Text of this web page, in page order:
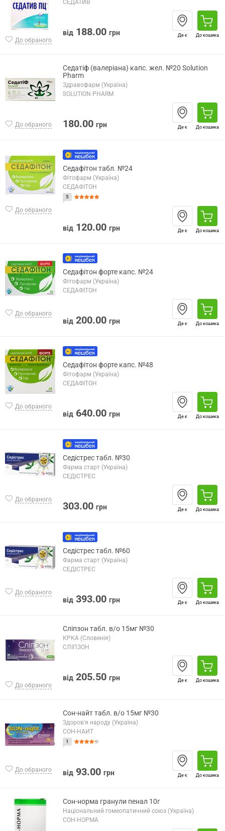
До обраного
СЕДАТИВ
від 188.00 грн Де є До кошика
До обраного
Седатіф (валеріана) капс. жел. №20 Solution
Pharm
Здравофарм (Україна)
SOLUTION PHARM
180.00 грн Де є До кошика
До обраного
Седафітон табл. №24
Фітофарм (Україна)
СЕДАФІТОН
5
від 120.00 грн Де є До кошика
До обраного
Седафітон форте капс. №24
Фітофарм (Україна)
СЕДАФІТОН
від 200.00 грн Де є До кошика
До обраного
Седафітон форте капс. №48
Фітофарм (Україна)
СЕДАФІТОН
від 640.00 грн Де є До кошика
До обраного
Седістрес табл. №30
Фарма старт (Україна)
СЕДІСТРЕС
303.00 грн Де є До кошика
До обраного
Седістрес табл. №60
Фарма старт (Україна)
СЕДІСТРЕС
від 393.00 грн Де є До кошика
До обраного
Сліпзон табл. в/о 15мг №30
КРКА (Словенія)
СЛІПЗОН
від 205.50 грн Де є До кошика
До обраного
Сон-найт табл. в/о 15мг №30
Здоров'я народу (Україна)
СОН-НАЙТ
1
від 93.00 грн Де є До кошика
Сон-норма гранули пенал 10г
Національний гомеопатичний союз (Україна)
СОН-НОРМА